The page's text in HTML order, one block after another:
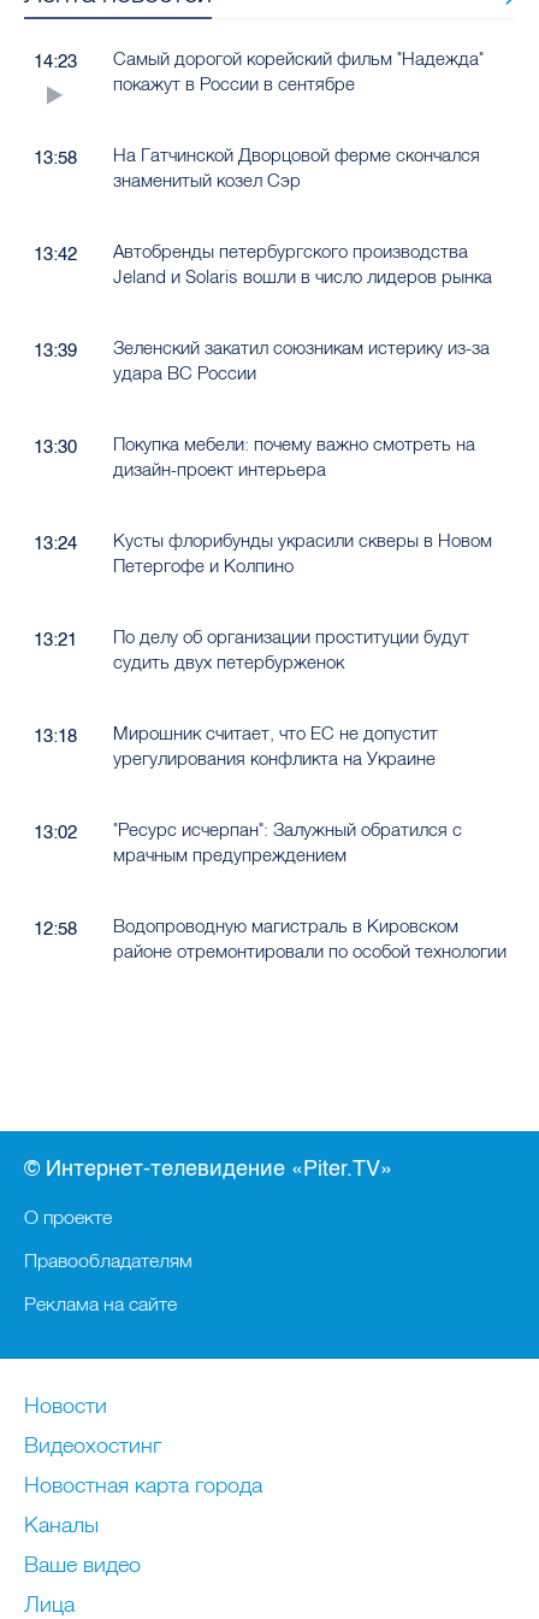
14:23
Самый дорогой корейский фильм "Надежда"
покажут в России в сентябре
13:58
На Гатчинской Дворцовой ферме скончался
знаменитый козел Сэр
13:42
Автобренды петербургского производства
Jeland и Solaris вошли в число лидеров рынка
13:39
Зеленский закатил союзникам истерику из-за
удара ВС России
13:30
Покупка мебели: почему важно смотреть на
дизайн-проект интерьера
13:24
Кусты флорибунды украсили скверы в Новом
Петергофе и Колпино
13:21
По делу об организации проституции будут
судить двух петербурженок
13:18
Мирошник считает, что ЕС не допустит
урегулирования конфликта на Украине
13:02
"Ресурс исчерпан": Залужный обратился с
мрачным предупреждением
12:58
Водопроводную магистраль в Кировском
районе отремонтировали по особой технологии
© Интернет-телевидение «Piter.TV»
О проекте
Правообладателям
Реклама на сайте
Новости
Видеохостинг
Новостная карта города
Каналы
Ваше видео
Лица